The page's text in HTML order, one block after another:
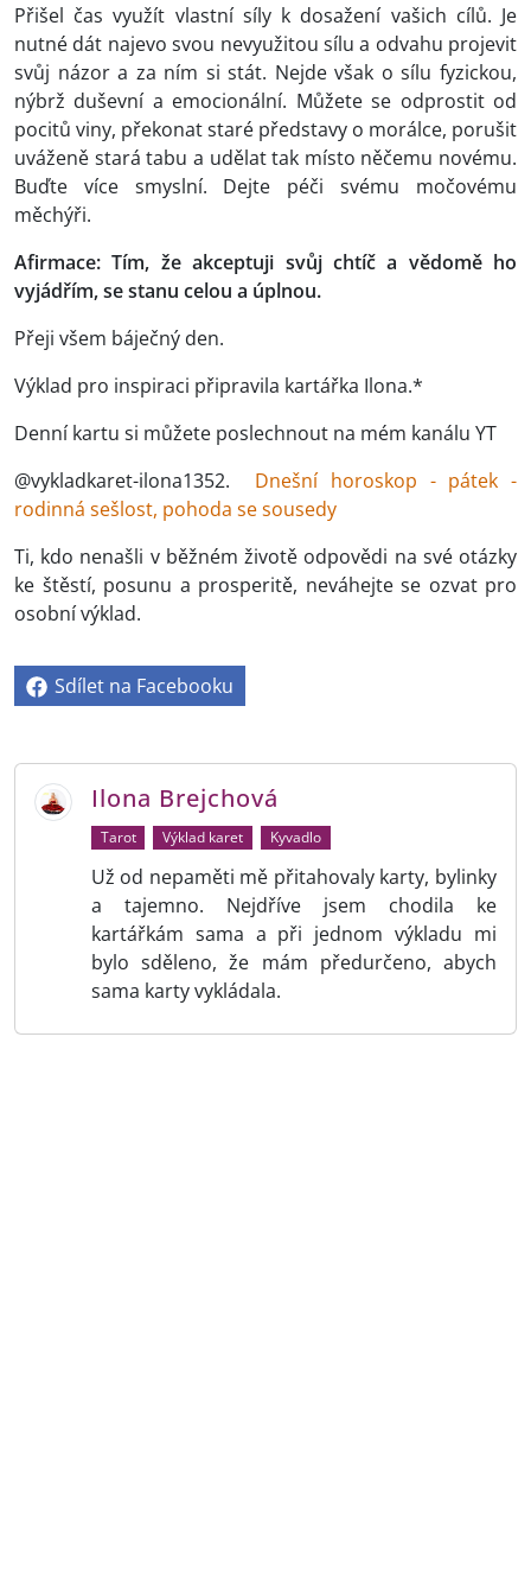
Přišel čas využít vlastní síly k dosažení vašich cílů. Je
nutné dát najevo svou nevyužitou sílu a odvahu projevit
svůj názor a za ním si stát. Nejde však o sílu fyzickou,
nýbrž duševní a emocionální. Můžete se odprostit od
pocitů viny, překonat staré představy o morálce, porušit
uváženě stará tabu a udělat tak místo něčemu novému.
Buďte více smyslní. Dejte péči svému močovému
měchýři.
Afirmace: Tím, že akceptuji svůj chtíč a vědomě ho
vyjádřím, se stanu celou a úplnou.
Přeji všem báječný den.
Výklad pro inspiraci připravila kartářka Ilona.*
Denní kartu si můžete poslechnout na mém kanálu YT
@vykladkaret-ilona1352. Dnešní horoskop - pátek -
rodinná sešlost, pohoda se sousedy
Ti, kdo nenašli v běžném životě odpovědi na své otázky
ke štěstí, posunu a prosperitě, neváhejte se ozvat pro
osobní výklad.
Sdílet na Facebooku
Ilona Brejchová
Tarot Výklad karet Kyvadlo
Už od nepaměti mě přitahovaly karty, bylinky
a tajemno. Nejdříve jsem chodila ke
kartářkám sama a při jednom výkladu mi
bylo sděleno, že mám předurčeno, abych
sama karty vykládala.